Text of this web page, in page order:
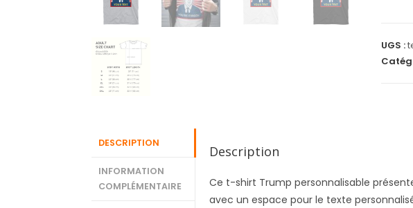
UGS :
DESCRIPTION
INFORMATION
COMPLÉMENTAIRE
Description
Ce t-shirt Trump personnalisable
avec un espace pour le texte